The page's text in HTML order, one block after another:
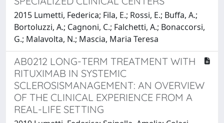
2015 Lumetti, Federica; Fila, E.; Rossi, E.; Buffa, A.;
Bortoluzzi, A.; Cagnoni, C.; Falchetti, A.; Bonaccorsi,
G.; Malavolta, N.; Mascia, Maria Teresa
AB0212 LONG-TERM TREATMENT WITH
RITUXIMAB IN SYSTEMIC
SCLEROSISMANAGEMENT: AN OVERVIEW
OF THE CLINICAL EXPERIENCE FROM A
REAL-LIFE SETTING